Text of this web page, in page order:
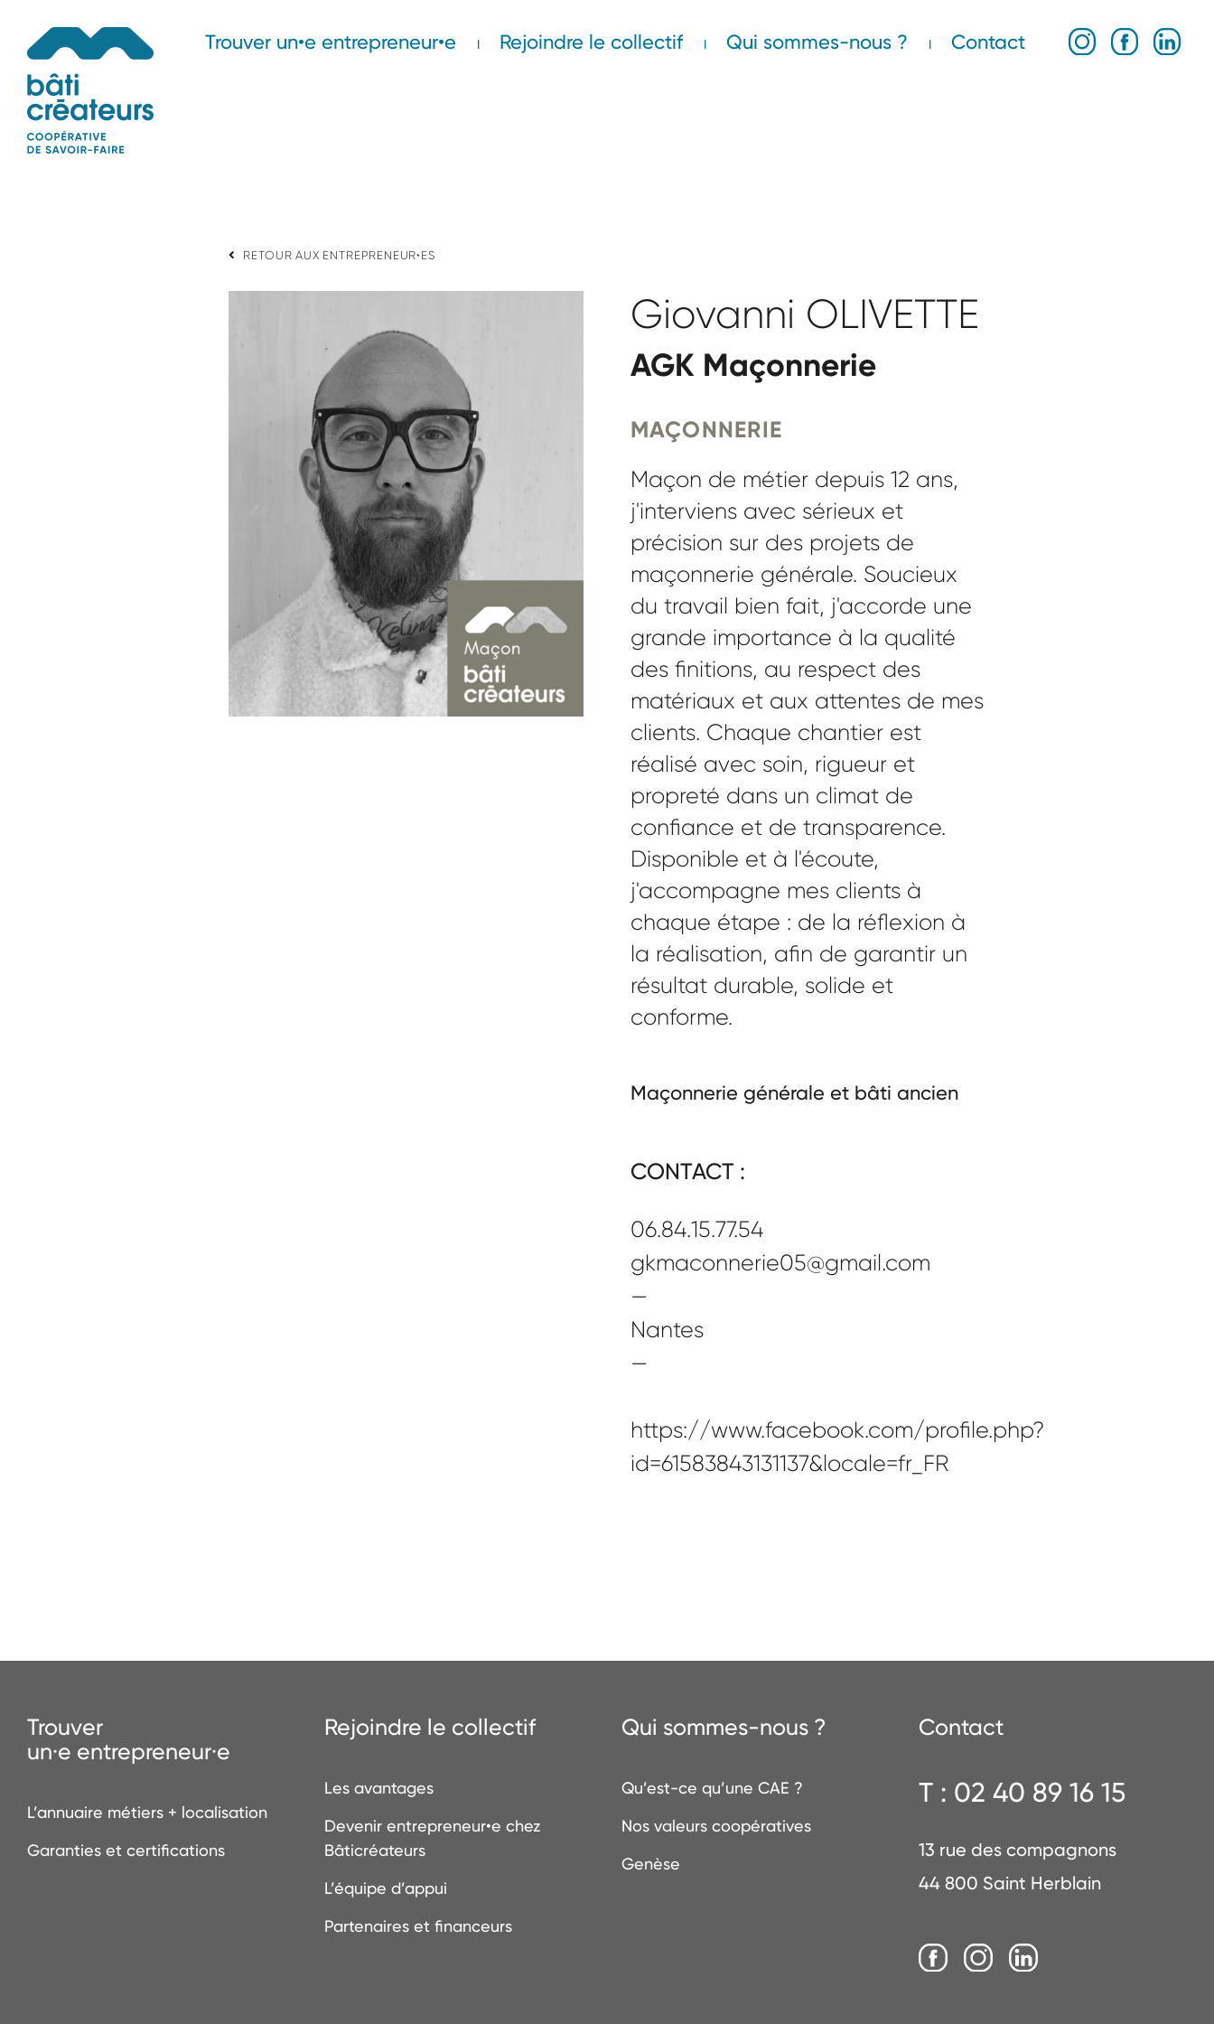
contenu
Trouver un•e entrepreneur•e Rejoindre le collectif Qui sommes-nous ? Contact
RETOUR AUX ENTREPRENEUR•ES
Giovanni OLIVETTE
AGK Maçonnerie
MAÇONNERIE
Maçon de métier depuis 12 ans,
j'interviens avec sérieux et
précision sur des projets de
maçonnerie générale. Soucieux
du travail bien fait, j'accorde une
grande importance à la qualité
des finitions, au respect des
matériaux et aux attentes de mes
clients. Chaque chantier est
réalisé avec soin, rigueur et
propreté dans un climat de
confiance et de transparence.
Disponible et à l'écoute,
j'accompagne mes clients à
chaque étape : de la réflexion à
la réalisation, afin de garantir un
résultat durable, solide et
conforme.
Maçonnerie générale et bâti ancien
CONTACT :
06.84.15.77.54
gkmaconnerie05@gmail.com
—
Nantes
—
https://www.facebook.com/profile.php?
id=61583843131137&locale=fr_FR
Trouver
un·e entrepreneur·e
L’annuaire métiers + localisation
Garanties et certifications
Rejoindre le collectif
Les avantages
Devenir entrepreneur•e chez
Bâticréateurs
L’équipe d’appui
Partenaires et financeurs
Qui sommes-nous ?
Qu’est-ce qu’une CAE ?
Nos valeurs coopératives
Genèse
Contact
T : 02 40 89 16 15
13 rue des compagnons
44 800 Saint Herblain